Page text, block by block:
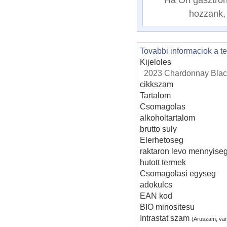
Tovabbi informaciok a
Kijeloles
2023 Chardonnay
cikkszam
Tartalom
Csomagolas
alkoholtartalom
brutto suly
Elerhetoseg
raktaron levo
hutott termek
Csomagolasi egyseg
adokulcs
EAN kod
BIO minositesu
Intrastat szam(Aruszam,